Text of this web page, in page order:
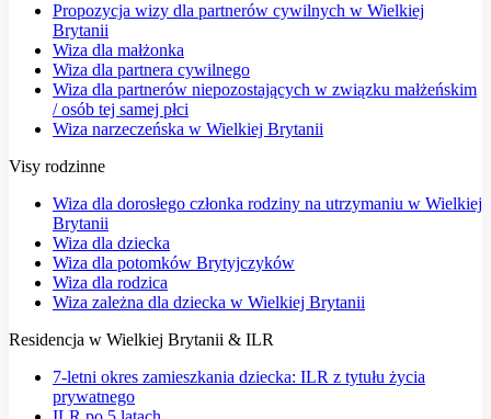
Propozycja wizy dla partnerów cywilnych w Wielkiej
Brytanii
Wiza dla małżonka
Wiza dla partnera cywilnego
Wiza dla partnerów niepozostających w związku małżeńskim
/ osób tej samej płci
Wiza narzeczeńska w Wielkiej Brytanii
Visy rodzinne
Wiza dla dorosłego członka rodziny na utrzymaniu w Wielkiej
Brytanii
Wiza dla dziecka
Wiza dla potomków Brytyjczyków
Wiza dla rodzica
Wiza zależna dla dziecka w Wielkiej Brytanii
Residencja w Wielkiej Brytanii & ILR
7-letni okres zamieszkania dziecka: ILR z tytułu życia
prywatnego